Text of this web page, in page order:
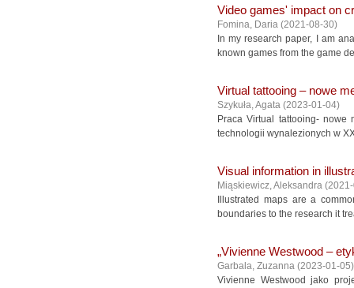
Video games' impact on
Fomina, Daria (2021-08-30)
In my research paper, I am
known games from the game
Virtual tattooing – nowe
Szykuła, Agata (2023-01-04)
Praca Virtual tattooing- nowe
technologii wynalezionych w
Visual information in
Miąskiewicz, Aleksandra (
Illustrated maps are a
boundaries to the research it
„Vivienne Westwood –
Garbala, Zuzanna (2023-01-05)
Vivienne Westwood jako